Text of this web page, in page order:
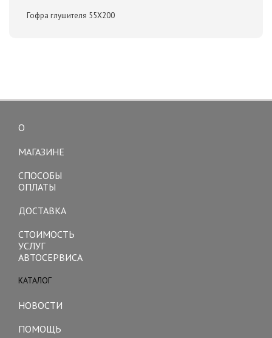
Гофра глушителя 55X200
О
МАГАЗИНЕ
СПОСОБЫ
ОПЛАТЫ
ДОСТАВКА
СТОИМОСТЬ
УСЛУГ
АВТОСЕРВИСА
КАТАЛОГ
НОВОСТИ
ПОМОЩЬ